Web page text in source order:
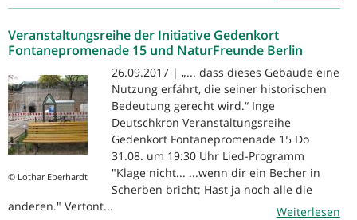
Veranstaltungsreihe der Initiative Gedenkort
Fontanepromenade 15 und NaturFreunde Berlin
© Lothar Eberhardt
26.09.2017 | „... dass dieses Gebäude eine
Nutzung erfährt, die seiner historischen
Bedeutung gerecht wird.“ Inge
Deutschkron Veranstaltungsreihe
Gedenkort Fontanepromenade 15 Do
31.08. um 19:30 Uhr Lied-Programm
"Klage nicht... ...wenn dir ein Becher in
Scherben bricht; Hast ja noch alle die
anderen." Vertont...
Weiterlesen